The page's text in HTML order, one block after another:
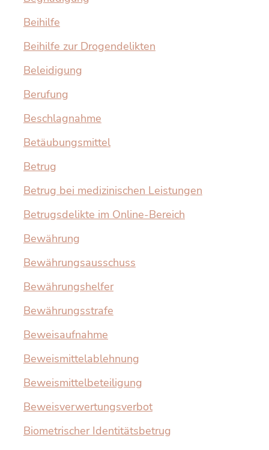
Beihilfe
Beihilfe zur Drogendelikten
Beleidigung
Berufung
Beschlagnahme
Betäubungsmittel
Betrug
Betrug bei medizinischen Leistungen
Betrugsdelikte im Online-Bereich
Bewährung
Bewährungsausschuss
Bewährungshelfer
Bewährungsstrafe
Beweisaufnahme
Beweismittelablehnung
Beweismittelbeteiligung
Beweisverwertungsverbot
Biometrischer Identitätsbetrug